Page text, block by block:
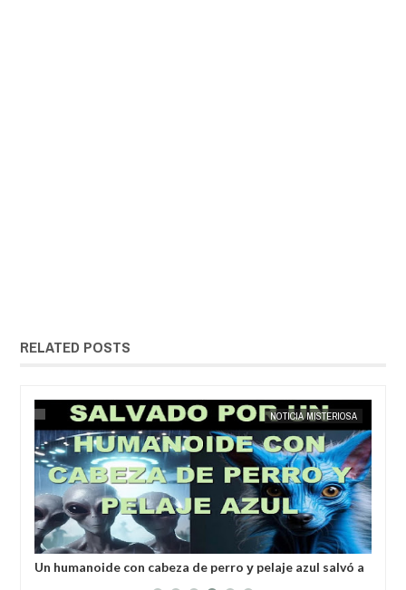
RELATED POSTS
MAY 23,
NOTICIA MISTERIOSA
Un humanoide con cabeza de perro у pelaje azul salvó a
EXTRANOTIX MISTERIO